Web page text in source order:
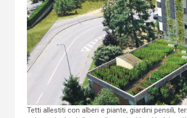
Tetti allestiti con alberi e piante, giardini pensili,